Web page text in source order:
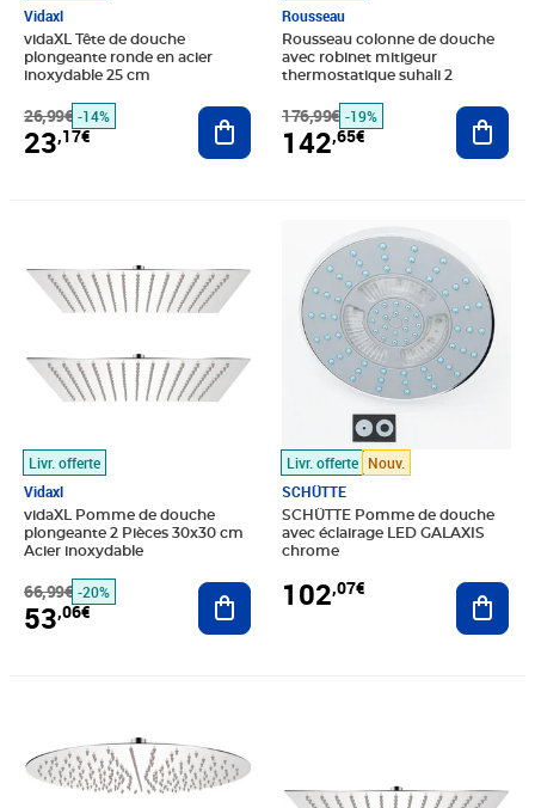
Vidaxl
vidaXL Tête de douche
plongeante ronde en acier
inoxydable 25 cm
26,99€ -14%
23,17€
Ajouter au panier
Rousseau
Rousseau colonne de douche
avec robinet mitigeur
thermostatique suhali 2
176,99€ -19%
142,65€
Livr. offerte
Vidaxl
vidaXL Pomme de douche
plongeante 2 Pièces 30x30 cm
Acier inoxydable
66,99€ -20%
53,06€
Ajouter au panier
Livr. offerte Nouv.
SCHÜTTE
SCHÜTTE Pomme de douche
avec éclairage LED GALAXIS
chrome
102,07€
Prix 102,07€